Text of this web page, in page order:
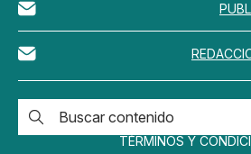
TÉRMINOS Y